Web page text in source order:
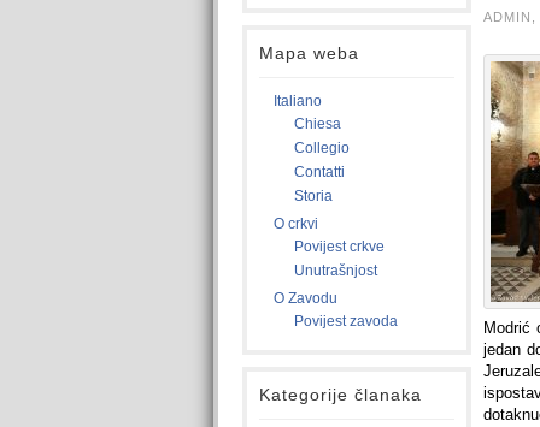
Mapa weba
Italiano
Chiesa
Collegio
Contatti
Storia
O crkvi
Povijest crkve
Unutrašnjost
O Zavodu
Povijest zavoda
Kategorije članaka
Modrić
jedan